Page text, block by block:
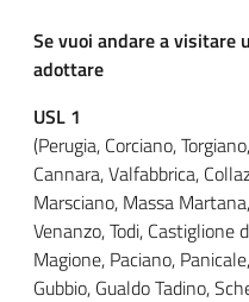
Se vuoi andare a visitare
adottare
USL 1
(Perugia, Corciano,
Cannara, Valfabbrica,
Marsciano, Massa
Venanzo, Todi, Castiglione
Magione, Paciano,
Gubbio, Gualdo Tadino,